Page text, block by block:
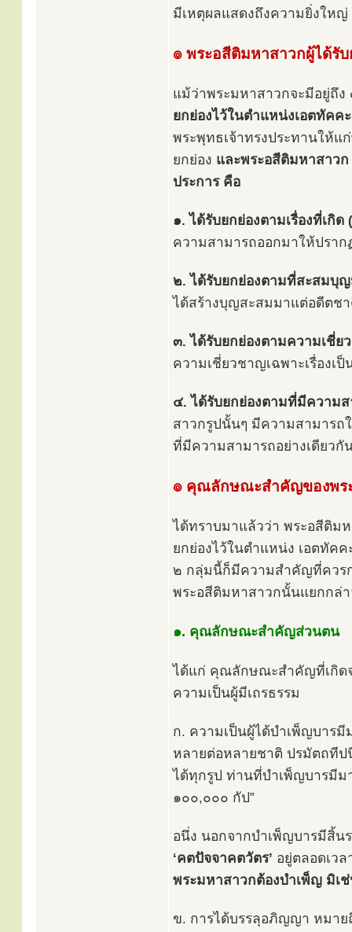
มีเหตุผลแสดงถึงความยิ่งให
๏ พระอสีติมหาสาวกผู้ได้รั
แม้ว่าพระมหาสาวกจะมีอยู่ถึ
ยกย่องไว้ในตำแหน่งเอตทัคค
พระพุทธเจ้าทรงประทานให้แ
ยกย่อง และพระอสีติมหาสาว
ประการ คือ
๑. ได้รับยกย่องตามเรื่องที่เกิ
ความสามารถออกมาให้ปรา
๒. ได้รับยกย่องตามที่สะสมบุ
ได้สร้างบุญสะสมมาแต่อดีตช
๓. ได้รับยกย่องตามความเชี่
ความเชี่ยวชาญเฉพาะเรื่องเ
๔. ได้รับยกย่องตามที่มีความ
สาวกรูปนั้นๆ มีความสามารถ
ที่มีความสามารถอย่างเดียวกั
๏ คุณลักษณะสำคัญของพร
ได้ทราบมาแล้วว่า พระอสีติม
ยกย่องไว้ในตำแหน่ง เอตทัค
๒ กลุ่มนี้ก็มีความสำคัญที่ควรก
พระอสีติมหาสาวกนั้นแยกกล่า
๑. คุณลักษณะสำคัญส่วนตน
ได้แก่ คุณลักษณะสำคัญที่เกิด
ความเป็นผู้มีเถรธรรม
ก. ความเป็นผู้ได้บำเพ็ญบาร
หลายต่อหลายชาติ ปรมัตถทีป
ได้ทุกรูป ท่านที่บำเพ็ญบารมีม
๑๐๐,๐๐๐ กัป”
อนึ่ง นอกจากบำเพ็ญบารมีสิ้น
‘คตปัจจาคตวัตร’ อยู่ตลอดเว
พระมหาสาวกต้องบำเพ็ญ มิเ
ข. การได้บรรลุอภิญญา หมาย